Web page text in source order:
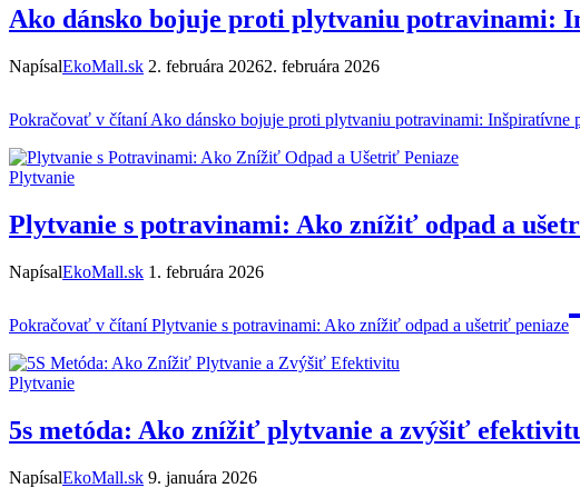
Ako dánsko bojuje proti plytvaniu potravinami:
NapísalEkoMall.sk 2. februára 20262. februára 2026
Pokračovať v čítaníAko dánsko bojuje proti plytvaniu potravinami: Inšpiratívne
Plytvanie
Plytvanie s potravinami: Ako znížiť odpad a
NapísalEkoMall.sk 1. februára 2026
Pokračovať v čítaníPlytvanie s potravinami: Ako znížiť odpad a ušetriť peniaze
Plytvanie
5s metóda: Ako znížiť plytvanie a zvýšiť
NapísalEkoMall.sk 9. januára 2026